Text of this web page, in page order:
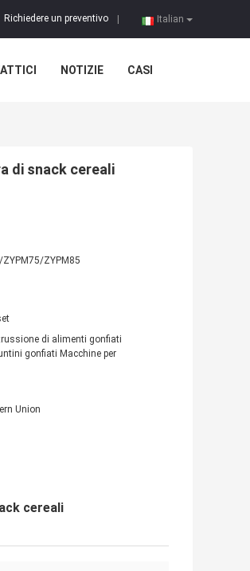
Italian
Richiedere un preventivo
NOTIZIE CASI
di snack cereali
ZYPM85
di alimenti gonfiati
gonfiati Macchine per
Union
cereali